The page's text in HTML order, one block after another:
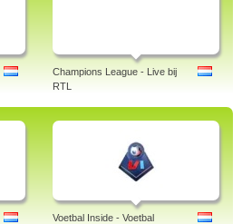
Champions League - Live bij
RTL
Voetbal Inside - Voetbal